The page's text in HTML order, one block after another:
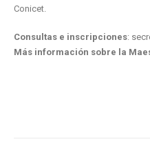
Conicet.
Consultas e inscripciones:
Más información sobre la